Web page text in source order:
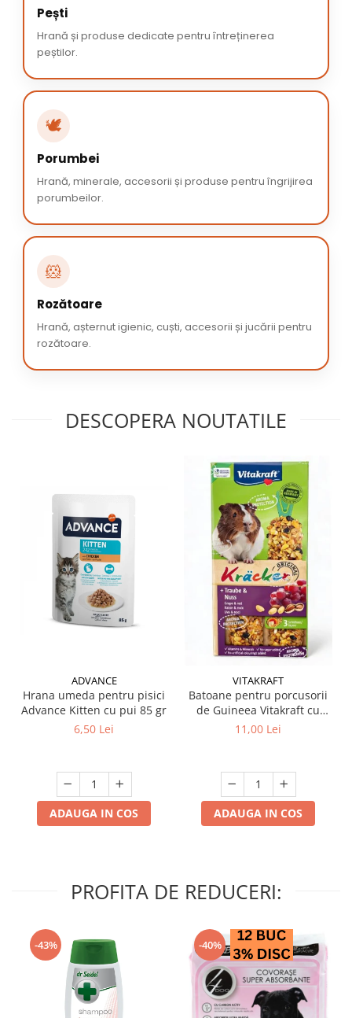
Pești
Hrană și produse dedicate pentru întreținerea
peștilor.
🕊️
Porumbei
Hrană, minerale, accesorii și produse pentru îngrijirea
porumbeilor.
🐹
Rozătoare
Hrană, așternut igienic, cuști, accesorii și jucării pentru
rozătoare.
DESCOPERA NOUTATILE
ADVANCE
Hrana umeda pentru pisici
Advance Kitten cu pui 85 gr
6,50 Lei
ADAUGA IN COS
VITAKRAFT
Batoane pentru porcusorii
de Guineea Vitakraft cu
struguri & nuci 2 buc
11,00 Lei
ADAUGA IN COS
PROFITA DE REDUCERI:
-43% -40%